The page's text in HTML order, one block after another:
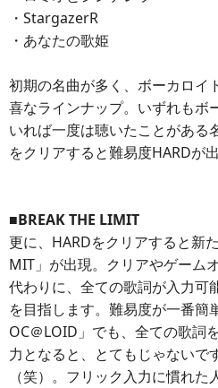
・StargazerR
・あなたの歌姫
初期の名曲が多く、ボーカロイ
喜なラインナップ。いずれもボ
いれば一度は聴いたことがある
をクリアすると難易度HARDが出
■BREAK THE LIMIT
更に、HARDをクリアすると新
MIT」が出現。クリアやゲーム
代わりに、全ての歌詞が入力可
を目指します。難易度が一番簡
OC＠LOID」でも、全ての歌詞
力となると、とてもじゃないで
（笑）。フリック入力に慣れ